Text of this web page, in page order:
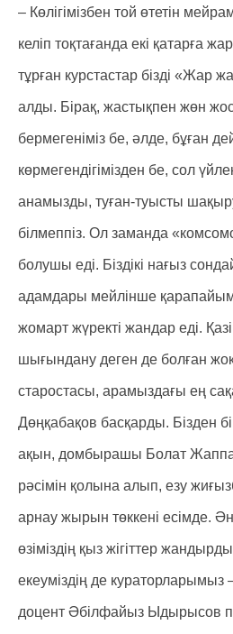
– Көлігімізбен той өтетін
келіп тоқтағанда екі қатарға
тұрған курстастар бізді «Жар
алды. Бірақ, жастықпен жөн
бермегеніміз бе, әлде, бұған
көрмегендігімізден бе, сол
анамызды, туған-туысты
білмеппіз. Ол заманда
болушы еді. Біздікі нағыз
адамдары мейлінше
жомарт жүректі жандар еді.
шығындану деген де болған
старостасы, арамыздағы ең
Дөңқабақов басқарды. Бізден
ақын, домбырашы Болат
рәсімін қолына алып, езу
арнау жырын төккені есімде.
өзіміздің қыз жігіттер
екеуміздің де
доцент Әбілфайыз Ыдырысов